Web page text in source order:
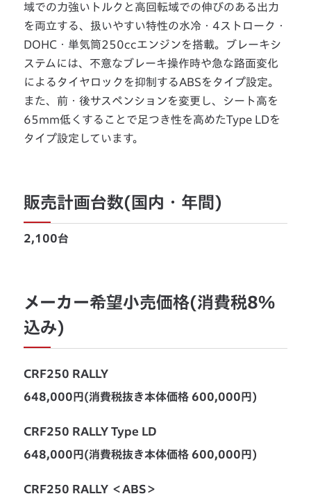
域での力強いトルクと高回転域での伸びのある出力
を両立する、扱いやすい特性の水冷・4ストローク・
DOHC・単気筒250ccエンジンを搭載。ブレーキシ
ステムには、不意なブレーキ操作時や急な路面変化
によるタイヤロックを抑制するABSをタイプ設定。
また、前・後サスペンションを変更し、シート高を
65mm低くすることで足つき性を高めたType LDを
タイプ設定しています。
販売計画台数(国内・年間)
2,100台
メーカー希望小売価格(消費税8%
込み)
CRF250 RALLY
648,000円(消費税抜き本体価格 600,000円)
CRF250 RALLY Type LD
648,000円(消費税抜き本体価格 600,000円)
CRF250 RALLY ＜ABS＞